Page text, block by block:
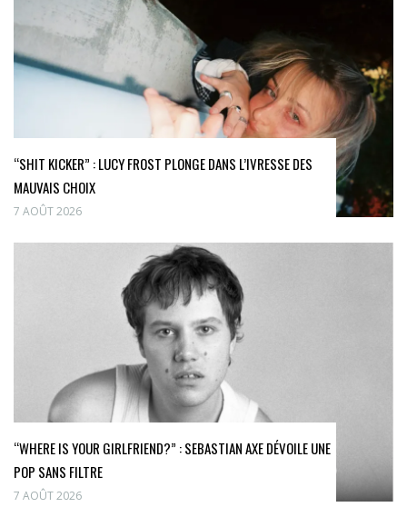
“SHIT KICKER” : LUCY FROST PLONGE DANS L’IVRESSE DES
MAUVAIS CHOIX
7 AOÛT 2026
“WHERE IS YOUR GIRLFRIEND?” : SEBASTIAN AXE DÉVOILE UNE
POP SANS FILTRE
7 AOÛT 2026